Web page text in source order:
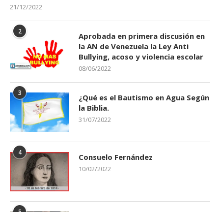
21/12/2022
2
Aprobada en primera discusión en
la AN de Venezuela la Ley Anti
Bullying, acoso y violencia escolar
08/06/2022
3
¿Qué es el Bautismo en Agua Según
la Biblia.
31/07/2022
4 Consuelo Fernández
10/02/2022